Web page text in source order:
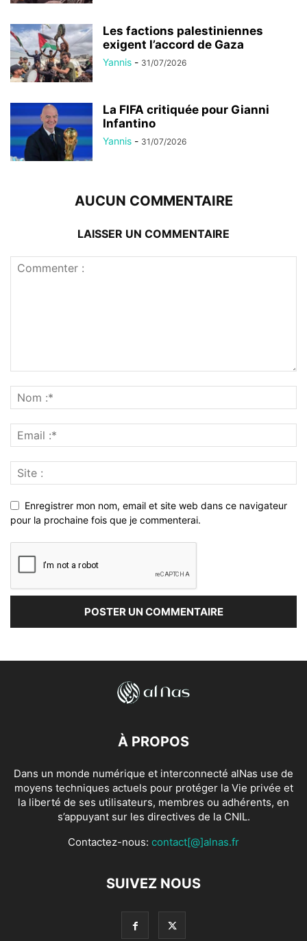
Les factions palestiniennes
exigent l’accord de Gaza
Yannis - 31/07/2026
La FIFA critiquée pour Gianni
Infantino
Yannis - 31/07/2026
AUCUN COMMENTAIRE
LAISSER UN COMMENTAIRE
Enregistrer mon nom, email et site web dans ce navigateur
pour la prochaine fois que je commenterai.
À PROPOS
Dans un monde numérique et interconnecté alNas use de
moyens techniques actuels pour protéger la Vie privée et
la liberté de ses utilisateurs, membres ou adhérents, en
s’appuyant sur les directives de la CNIL.
Contactez-nous: contact[@]alnas.fr
SUIVEZ NOUS